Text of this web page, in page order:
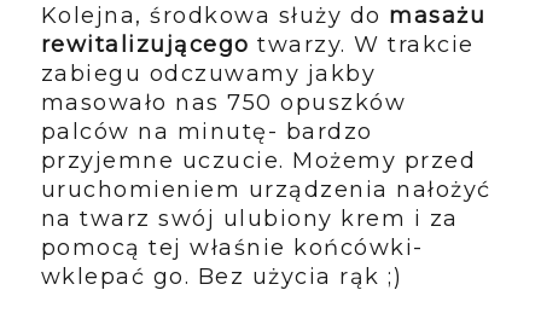
Kolejna, środkowa służy do masażu
rewitalizującego twarzy. W trakcie
zabiegu odczuwamy jakby
masowało nas 750 opuszków
palców na minutę- bardzo
przyjemne uczucie. Możemy przed
uruchomieniem urządzenia nałożyć
na twarz swój ulubiony krem i za
pomocą tej właśnie końcówki-
wklepać go. Bez użycia rąk ;)